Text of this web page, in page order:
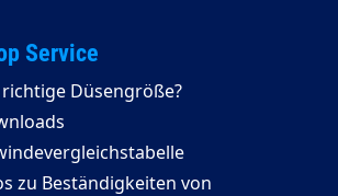
Service
richtige Düsengröße?
zu Beständigkeiten von